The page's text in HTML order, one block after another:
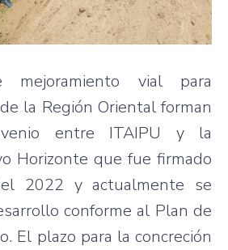
vial para
la Región Oriental forman
entre ITAIPU y la
Horizonte que fue firmado
2022 y actualmente se
conforme al Plan de
El plazo para la concreción